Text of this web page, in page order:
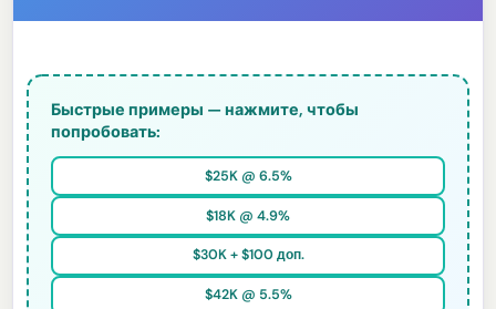
Быстрые примеры — нажмите, чтобы
попробовать:
$25K @ 6.5%
$18K @ 4.9%
$30K + $100 доп.
$42K @ 5.5%